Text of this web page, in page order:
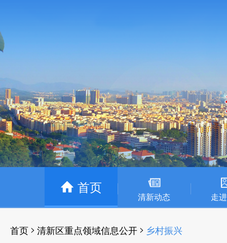
首页
清新动态 走
首页 > 清新区重点领域信息公开 > 乡村振兴